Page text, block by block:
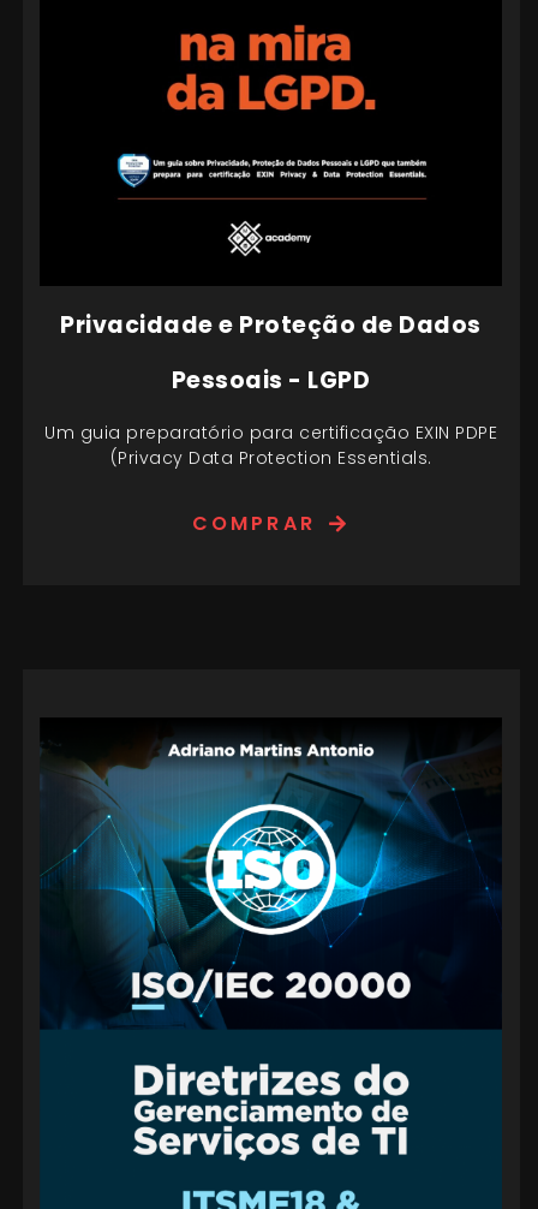
Privacidade e Proteção de Dados
Pessoais - LGPD
Um guia preparatório para certificação EXIN PDPE
(Privacy Data Protection Essentials.
COMPRAR